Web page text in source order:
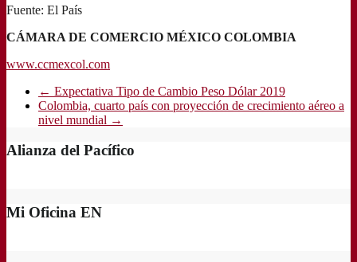
Fuente: El País
CÁMARA DE COMERCIO MÉXICO COLOMBIA
www.ccmexcol.com
← Expectativa Tipo de Cambio Peso Dólar 2019
Colombia, cuarto país con proyección de crecimiento aéreo a
nivel mundial →
Alianza del Pacífico
Mi Oficina EN